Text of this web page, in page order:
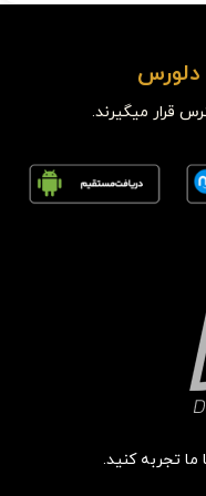
دلورس
قرار میگیرند.
ما تجربه کنید.